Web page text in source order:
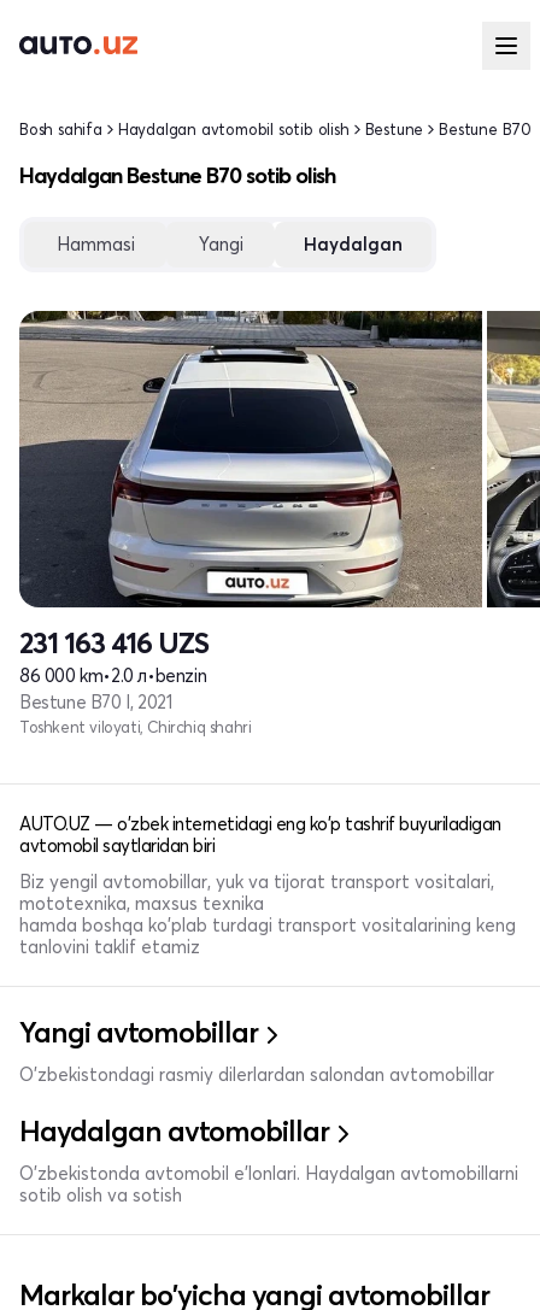
Bosh sahifa Haydalgan avtomobil sotib olish Bestune Bestune B70
Haydalgan Bestune B70 sotib olish
Hammasi Yangi Haydalgan
231 163 416 UZS
86 000 km•2.0 л•benzin
Bestune B70 I, 2021
Toshkent viloyati, Chirchiq shahri
AUTO.UZ — o'zbek internetidagi eng ko'p tashrif buyuriladigan
avtomobil saytlaridan biri
Biz yengil avtomobillar, yuk va tijorat transport vositalari,
mototexnika, maxsus texnika
hamda boshqa ko'plab turdagi transport vositalarining keng
tanlovini taklif etamiz
Yangi avtomobillar
O'zbekistondagi rasmiy dilerlardan salondan avtomobillar
Haydalgan avtomobillar
O'zbekistonda avtomobil e’lonlari. Haydalgan avtomobillarni
sotib olish va sotish
Markalar bo'yicha yangi avtomobillar